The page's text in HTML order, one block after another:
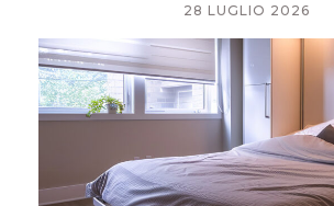
28 LUGLIO 2026